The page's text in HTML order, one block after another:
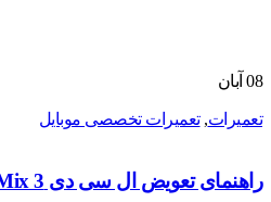
08 آبان
تعمیرات,تعمیرات تخصصی موبایل
راهنمای تعویض ال سی دی Xiaomi Mi Mix 3